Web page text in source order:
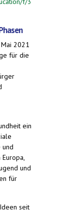
2021
für die
ein
und
und
für
seit